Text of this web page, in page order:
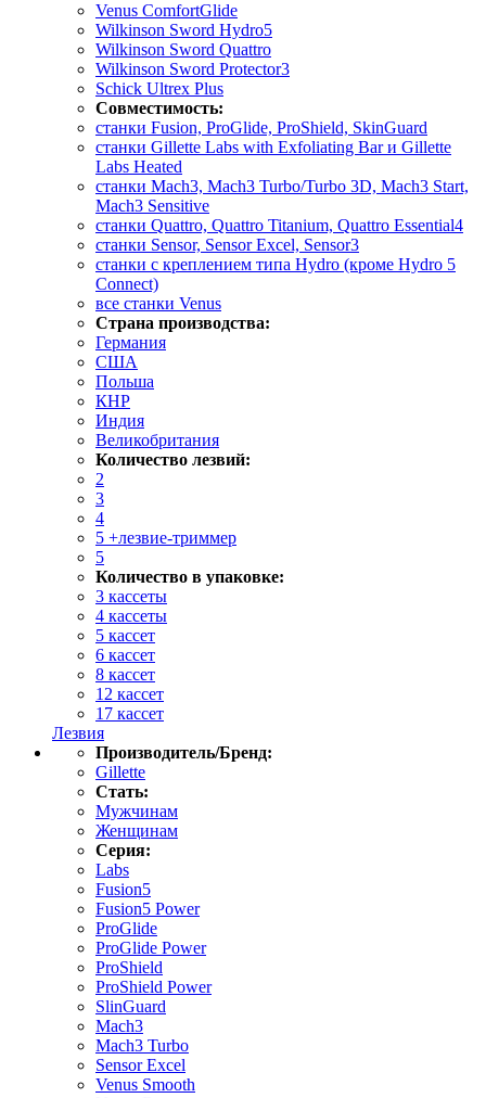
Venus ComfortGlide
Wilkinson Sword Hydro5
Wilkinson Sword Quattro
Wilkinson Sword Protector3
Schick Ultrex Plus
Совместимость:
станки Fusion, ProGlide, ProShield, SkinGuard
станки Gillette Labs with Exfoliating Bar и Gillette
Labs Heated
станки Mach3, Mach3 Turbo/Turbo 3D, Mach3 Start,
Mach3 Sensitive
станки Quattro, Quattro Titanium, Quattro Essential4
станки Sensor, Sensor Excel, Sensor3
станки с креплением типа Hydro (кроме Hydro 5
Connect)
все станки Venus
Страна производства:
Германия
США
Польша
КНР
Индия
Великобритания
Количество лезвий:
2
3
4
5 +лезвие-триммер
5
Количество в упаковке:
3 кассеты
4 кассеты
5 кассет
6 кассет
8 кассет
12 кассет
17 кассет
Лезвия
Производитель/Бренд:
Gillette
Стать:
Мужчинам
Женщинам
Серия:
Labs
Fusion5
Fusion5 Power
ProGlide
ProGlide Power
ProShield
ProShield Power
SlinGuard
Mach3
Mach3 Turbo
Sensor Excel
Venus Smooth